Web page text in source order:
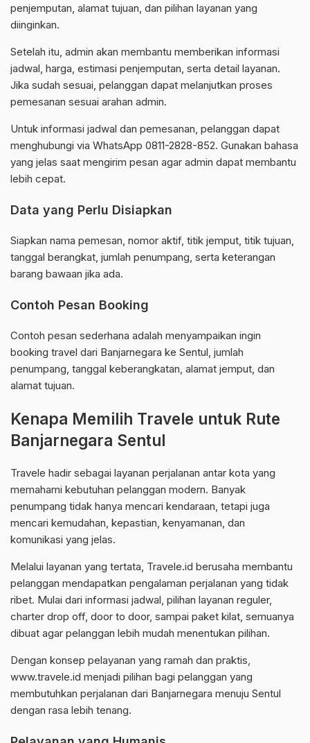
penjemputan, alamat tujuan, dan pilihan layanan yang
diinginkan.
Setelah itu, admin akan membantu memberikan informasi
jadwal, harga, estimasi penjemputan, serta detail layanan.
Jika sudah sesuai, pelanggan dapat melanjutkan proses
pemesanan sesuai arahan admin.
Untuk informasi jadwal dan pemesanan, pelanggan dapat
menghubungi via WhatsApp 0811-2828-852. Gunakan bahasa
yang jelas saat mengirim pesan agar admin dapat membantu
lebih cepat.
Data yang Perlu Disiapkan
Siapkan nama pemesan, nomor aktif, titik jemput, titik tujuan,
tanggal berangkat, jumlah penumpang, serta keterangan
barang bawaan jika ada.
Contoh Pesan Booking
Contoh pesan sederhana adalah menyampaikan ingin
booking travel dari Banjarnegara ke Sentul, jumlah
penumpang, tanggal keberangkatan, alamat jemput, dan
alamat tujuan.
Kenapa Memilih Travele untuk Rute
Banjarnegara Sentul
Travele hadir sebagai layanan perjalanan antar kota yang
memahami kebutuhan pelanggan modern. Banyak
penumpang tidak hanya mencari kendaraan, tetapi juga
mencari kemudahan, kepastian, kenyamanan, dan
komunikasi yang jelas.
Melalui layanan yang tertata, Travele.id berusaha membantu
pelanggan mendapatkan pengalaman perjalanan yang tidak
ribet. Mulai dari informasi jadwal, pilihan layanan reguler,
charter drop off, door to door, sampai paket kilat, semuanya
dibuat agar pelanggan lebih mudah menentukan pilihan.
Dengan konsep pelayanan yang ramah dan praktis,
www.travele.id menjadi pilihan bagi pelanggan yang
membutuhkan perjalanan dari Banjarnegara menuju Sentul
dengan rasa lebih tenang.